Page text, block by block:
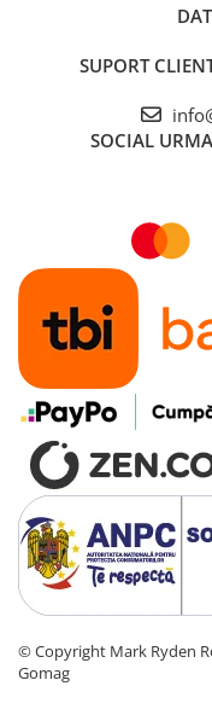
SUPORT
SOCIAL
©️ Copyright Mark Ryden
Gomag